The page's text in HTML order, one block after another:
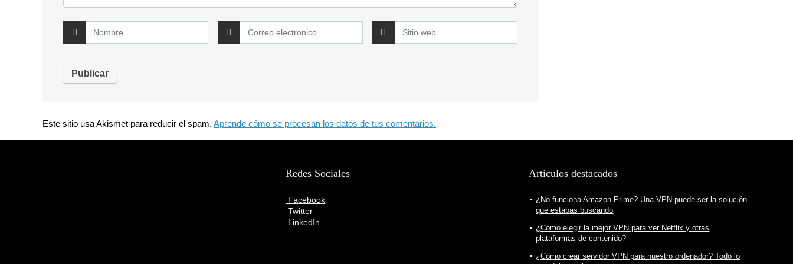
Este sitio usa Akismet para reducir el spam. Aprende cómo se procesan los datos de tus comentarios.
Redes Sociales
Facebook
Twitter
LinkedIn
Articulos destacados
¿No funciona Amazon Prime? Una VPN puede ser la solución
que estabas buscando
¿Cómo elegir la mejor VPN para ver Netflix y otras
plataformas de contenido?
¿Cómo crear servidor VPN para nuestro ordenador? Todo lo